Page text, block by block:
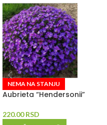
NEMA NA STANJU
Aubrieta “Hendersonii”
220.00RSD